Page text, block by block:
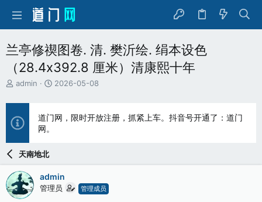
兰亭修禊图卷. 清. 樊沂绘. 绢本设色
（28.4x392.8 厘米）清康熙十年
主
发
起
人
admin
开
间
2026-05-08
道门网，限时开放注册，抓紧上车。抖音号开通了：道门
网。
天南地北
admin
管理员 管理成员